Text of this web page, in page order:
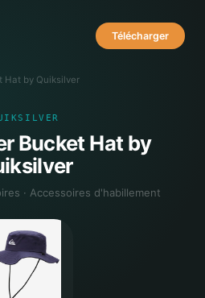
Télécharger
Hat by Quiksilver
Bucket Hat by
· Accessoires d'habillement